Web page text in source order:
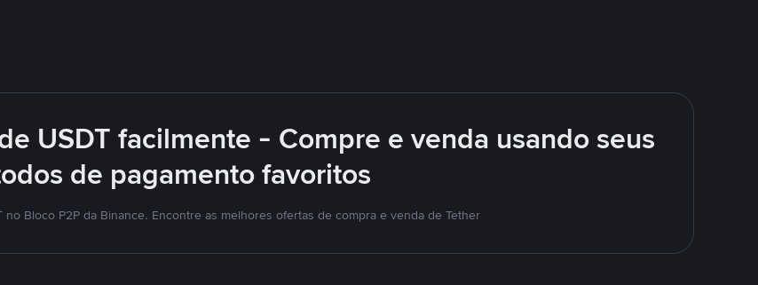
USDT facilmente - Compre e venda usando seus
de pagamento favoritos
no Bloco P2P da Binance. Encontre as melhores ofertas de compra e venda de Tether